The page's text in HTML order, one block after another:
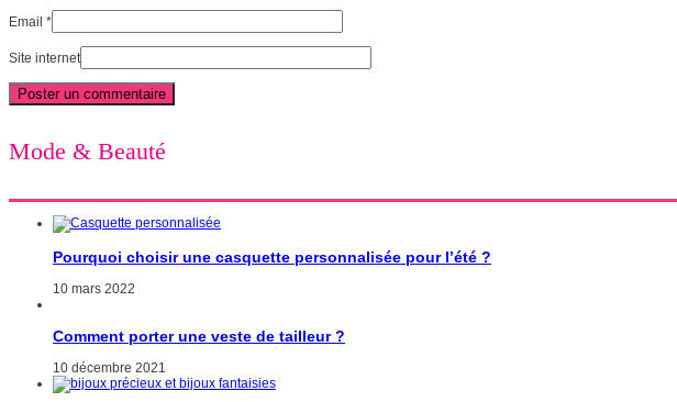
Email *
Site internet
Mode & Beauté
Pourquoi choisir une casquette personnalisée pour l’été ?
10 mars 2022
Comment porter une veste de tailleur ?
10 décembre 2021